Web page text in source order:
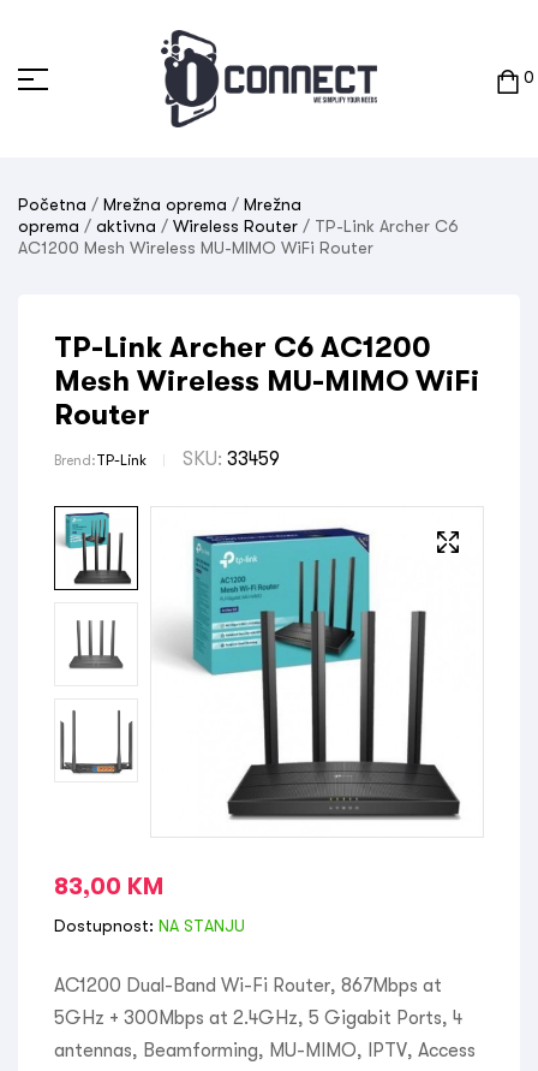
0
Početna / Mrežna oprema / Mrežna
oprema / aktivna / Wireless Router / TP-Link Archer C6
AC1200 Mesh Wireless MU-MIMO WiFi Router
TP-Link Archer C6 AC1200
Mesh Wireless MU-MIMO WiFi
Router
Brend:TP-Link SKU: 33459
83,00 KM
Dostupnost: NA STANJU
AC1200 Dual-Band Wi-Fi Router, 867Mbps at
5GHz + 300Mbps at 2.4GHz, 5 Gigabit Ports, 4
antennas, Beamforming, MU-MIMO, IPTV, Access